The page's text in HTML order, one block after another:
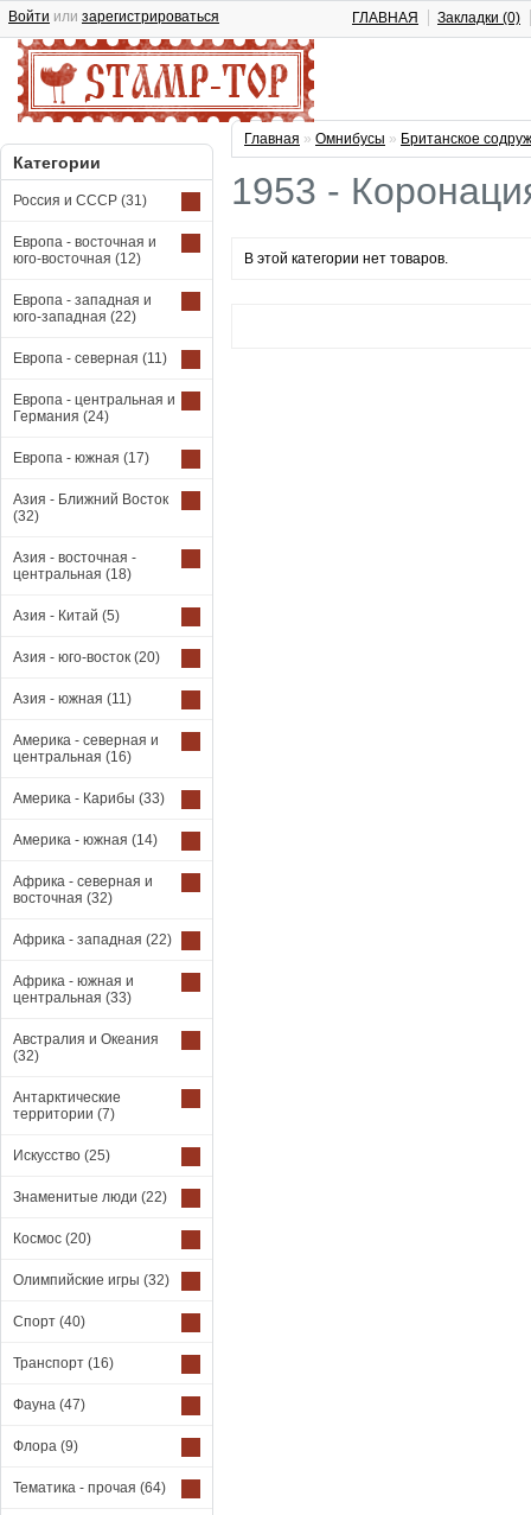
Войти или зарегистрироваться ГЛАВНАЯ Закладки (0)
Категории
Россия и СССР (31)
Европа - восточная и
юго-восточная (12)
Европа - западная и
юго-западная (22)
Европа - северная (11)
Европа - центральная и
Германия (24)
Европа - южная (17)
Азия - Ближний Восток
(32)
Азия - восточная -
центральная (18)
Азия - Китай (5)
Азия - юго-восток (20)
Азия - южная (11)
Америка - северная и
центральная (16)
Америка - Карибы (33)
Америка - южная (14)
Африка - северная и
восточная (32)
Африка - западная (22)
Африка - южная и
центральная (33)
Австралия и Океания
(32)
Антарктические
территории (7)
Искусство (25)
Знаменитые люди (22)
Космос (20)
Олимпийские игры (32)
Спорт (40)
Транспорт (16)
Фауна (47)
Флора (9)
Тематика - прочая (64)
Главная » Омнибусы » Британское
1953 -
В этой категории нет товаров.